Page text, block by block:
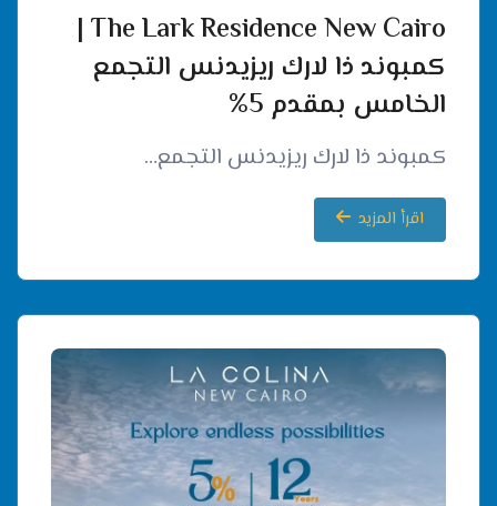
The Lark Residence New Cairo |
كمبوند ذا لارك ريزيدنس التجمع
الخامس بمقدم 5%
كمبوند ذا لارك ريزيدنس التجمع…
اقرأ المزيد